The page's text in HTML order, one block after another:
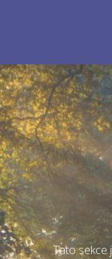
Tato sekce